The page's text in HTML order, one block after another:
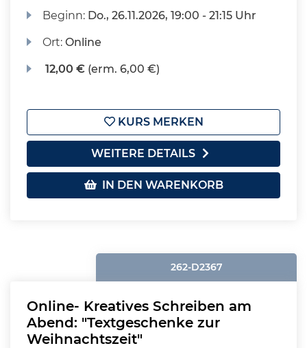
Beginn: Do., 26.11.2026, 19:00 - 21:15 Uhr
Ort:Online
12,00 € (erm. 6,00 €)
KURS MERKEN
WEITERE DETAILS
IN DEN WARENKORB
262-D2367
Online- Kreatives Schreiben am
Abend: "Textgeschenke zur
Weihnachtszeit"